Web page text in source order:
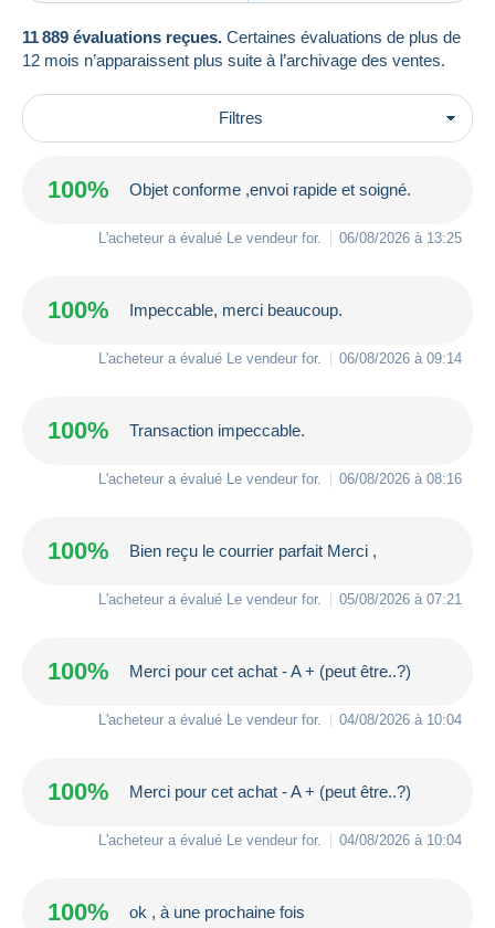
11 889 évaluations reçues. Certaines évaluations de plus de
12 mois n’apparaissent plus suite à l’archivage des ventes.
Filtres
100% Objet conforme ,envoi rapide et soigné.
L'acheteur a évalué Le vendeur for. 06/08/2026 à 13:25
100% Impeccable, merci beaucoup.
L'acheteur a évalué Le vendeur for. 06/08/2026 à 09:14
100% Transaction impeccable.
L'acheteur a évalué Le vendeur for. 06/08/2026 à 08:16
100% Bien reçu le courrier parfait Merci ,
L'acheteur a évalué Le vendeur for. 05/08/2026 à 07:21
100% Merci pour cet achat - A + (peut être..?)
L'acheteur a évalué Le vendeur for. 04/08/2026 à 10:04
100% Merci pour cet achat - A + (peut être..?)
L'acheteur a évalué Le vendeur for. 04/08/2026 à 10:04
100% ok , à une prochaine fois